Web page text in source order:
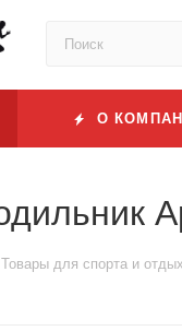
О
Товары для спорта и